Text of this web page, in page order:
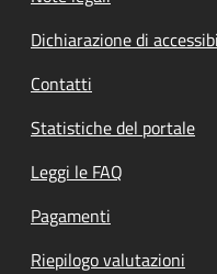
Dichiarazione di
Contatti
Statistiche del portale
Leggi le FAQ
Pagamenti
Riepilogo valutazioni